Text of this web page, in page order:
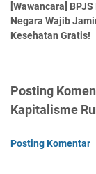
[Wawancara] BPJS
Negara Wajib
Kesehatan Gratis!
Posting
Kapitalisme
Posting Komentar